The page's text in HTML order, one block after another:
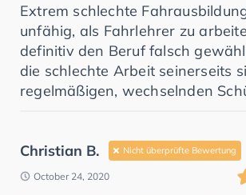
Extrem schlechte
unfähig, als Fahrlehrer zu
definitiv den Beruf falsch
die schlechte Arbeit seinerseits
regelmäßigen, wechselnden
Christian B. Nicht überprüfte Bewertung
October 24, 2020